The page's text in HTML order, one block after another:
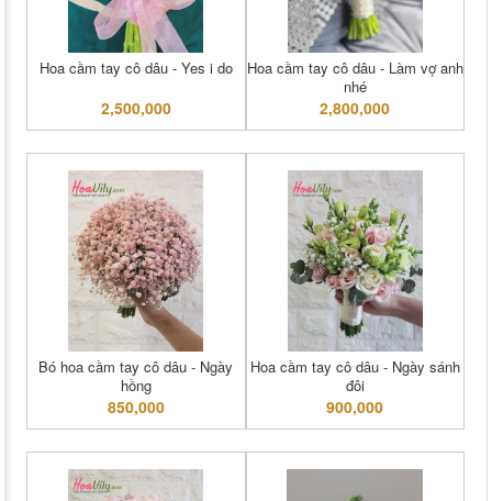
Hoa cầm tay cô dâu - Yes i do
2,500,000
Hoa cầm tay cô dâu - Làm vợ anh
nhé
2,800,000
Bó hoa cầm tay cô dâu - Ngày
hồng
850,000
Hoa cầm tay cô dâu - Ngày sánh
đôi
900,000